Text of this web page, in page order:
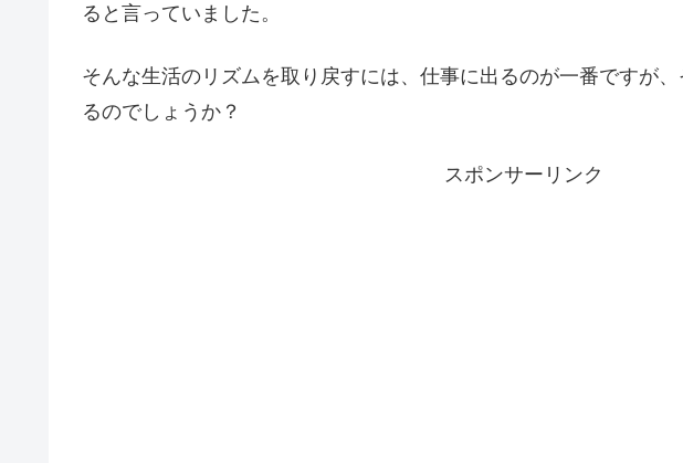
ると言っていました。
そんな生活のリズムを取り戻すには、仕事に出るのが一番ですが
るのでしょうか？
スポンサーリンク